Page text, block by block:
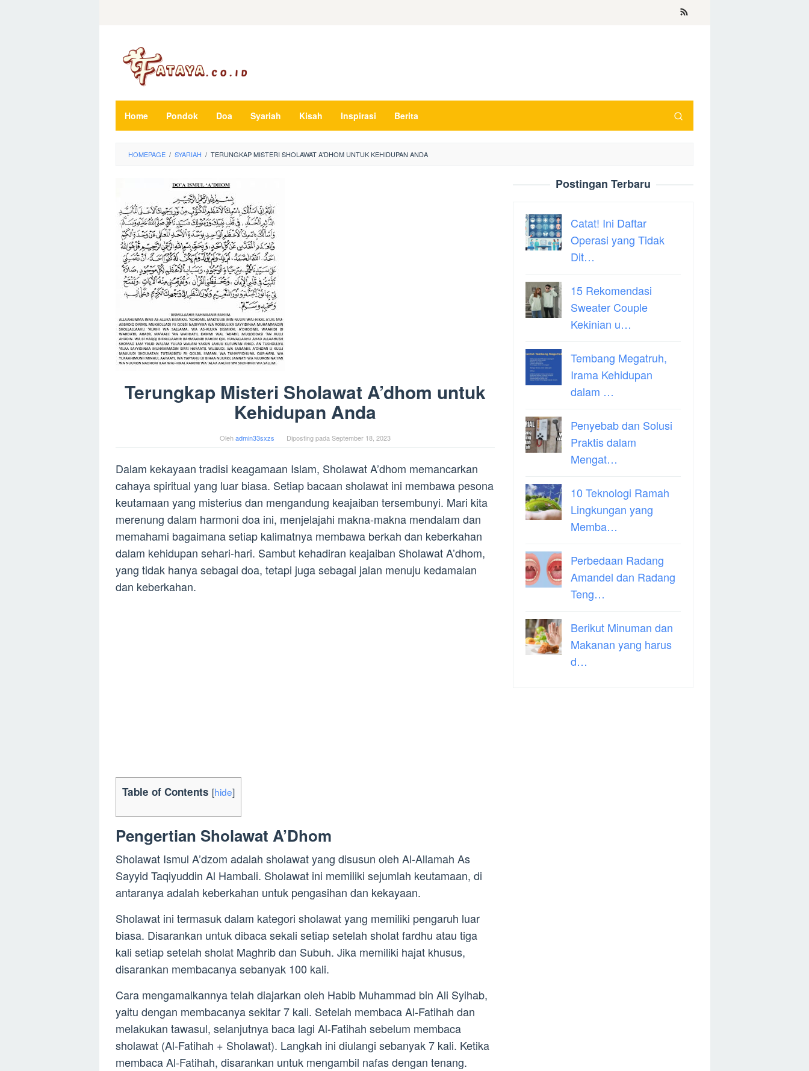
Home Pondok Doa Syariah Kisah Inspirasi Berita
HOMEPAGE / SYARIAH / TERUNGKAP MISTERI SHOLAWAT A'DHOM UNTUK KEHIDUPAN ANDA
Terungkap Misteri Sholawat A’dhom untuk
Kehidupan Anda
Olehadmin33sxzs Diposting pada September 18, 2023
Dalam kekayaan tradisi keagamaan Islam, Sholawat A’dhom memancarkan
cahaya spiritual yang luar biasa. Setiap bacaan sholawat ini membawa pesona
keutamaan yang misterius dan mengandung keajaiban tersembunyi. Mari kita
merenung dalam harmoni doa ini, menjelajahi makna-makna mendalam dan
memahami bagaimana setiap kalimatnya membawa berkah dan keberkahan
dalam kehidupan sehari-hari. Sambut kehadiran keajaiban Sholawat A’dhom,
yang tidak hanya sebagai doa, tetapi juga sebagai jalan menuju kedamaian
dan keberkahan.
Table of Contents [hide]
Pengertian Sholawat A’Dhom
Sholawat Ismul A’dzom adalah sholawat yang disusun oleh Al-Allamah As
Sayyid Taqiyuddin Al Hambali. Sholawat ini memiliki sejumlah keutamaan, di
antaranya adalah keberkahan untuk pengasihan dan kekayaan.
Sholawat ini termasuk dalam kategori sholawat yang memiliki pengaruh luar
biasa. Disarankan untuk dibaca sekali setiap setelah sholat fardhu atau tiga
kali setiap setelah sholat Maghrib dan Subuh. Jika memiliki hajat khusus,
disarankan membacanya sebanyak 100 kali.
Cara mengamalkannya telah diajarkan oleh Habib Muhammad bin Ali Syihab,
yaitu dengan membacanya sekitar 7 kali. Setelah membaca Al-Fatihah dan
melakukan tawasul, selanjutnya baca lagi Al-Fatihah sebelum membaca
sholawat (Al-Fatihah + Sholawat). Langkah ini diulangi sebanyak 7 kali. Ketika
membaca Al-Fatihah, disarankan untuk mengambil nafas dengan tenang.
Postingan Terbaru
Catat! Ini Daftar
Operasi yang Tidak
Dit…
15 Rekomendasi
Sweater Couple
Kekinian u…
Tembang Megatruh,
Irama Kehidupan
dalam …
Penyebab dan Solusi
Praktis dalam
Mengat…
10 Teknologi Ramah
Lingkungan yang
Memba…
Perbedaan Radang
Amandel dan Radang
Teng…
Berikut Minuman dan
Makanan yang harus
d…